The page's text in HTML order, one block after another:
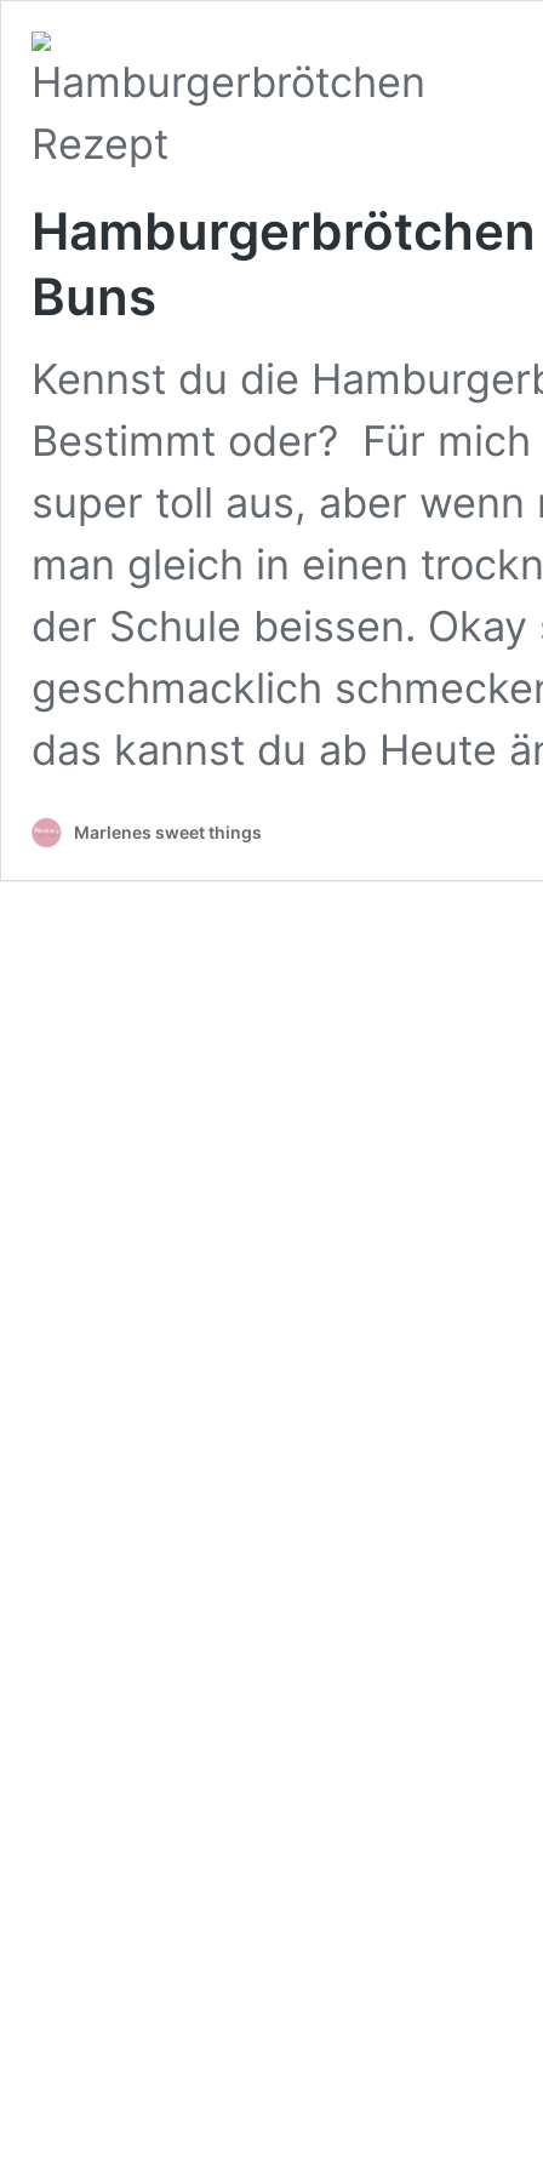
Buns
Kennst du die
Bestimmt oder? Für
super toll aus, aber
man gleich in einen
der Schule beissen.
geschmacklich
das kannst du ab Heute
Marlenes sweet things